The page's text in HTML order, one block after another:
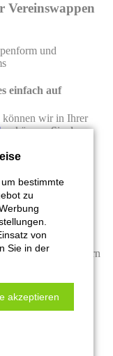
Vereinswappen
einfach auf
können wir in Ihrer
können Sie dann
Stoffe
oder Neongarn
bestimmte
zu
von
Sie in der
akzeptieren